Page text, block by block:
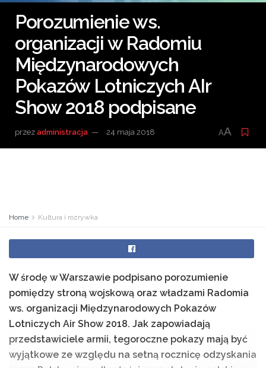
Porozumienie ws.
organizacji w Radomiu
Międzynarodowych
Pokazów Lotniczych AIr
Show 2018 podpisane
przez administracja 24 maja 2018 AA
Home Kultura i rozrywka
W środę w Warszawie podpisano porozumienie
pomiędzy stroną wojskową oraz władzami Radomia
ws. organizacji Międzynarodowych Pokazów
Lotniczych Air Show 2018. Jak zapowiadają
przedstawiciele armii, tegoroczne pokazy mają być
wyjątkowe ze względu na setną rocznicę odzyskania